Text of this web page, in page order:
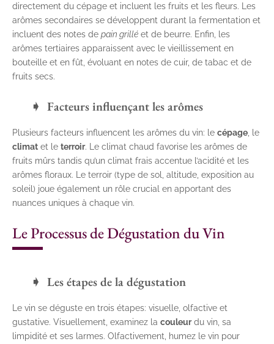
directement du cépage et incluent les fruits et les fleurs. Les
arômes secondaires se développent durant la fermentation et
incluent des notes de pain grillé et de beurre. Enfin, les
arômes tertiaires apparaissent avec le vieillissement en
bouteille et en fût, évoluant en notes de cuir, de tabac et de
fruits secs.
Facteurs influençant les arômes
Plusieurs facteurs influencent les arômes du vin: le cépage , le
climat et le terroir. Le climat chaud favorise les arômes de
fruits mûrs tandis qu’un climat frais accentue l’acidité et les
arômes floraux. Le terroir (type de sol, altitude, exposition au
soleil) joue également un rôle crucial en apportant des
nuances uniques à chaque vin.
Le Processus de Dégustation du Vin
Les étapes de la dégustation
Le vin se déguste en trois étapes: visuelle, olfactive et
gustative. Visuellement, examinez la couleurdu vin, sa
limpidité et ses larmes. Olfactivement, humez le vin pour